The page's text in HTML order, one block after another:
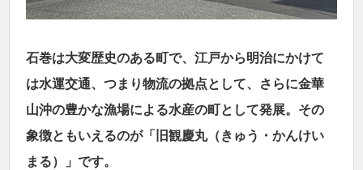
石巻は大変歴史のある町で、江戸から明治にかけて
は水運交通、つまり物流の拠点として、さらに金華
山沖の豊かな漁場による水産の町として発展。その
象徴ともいえるのが「旧観慶丸（きゅう・かんけい
まる）」です。